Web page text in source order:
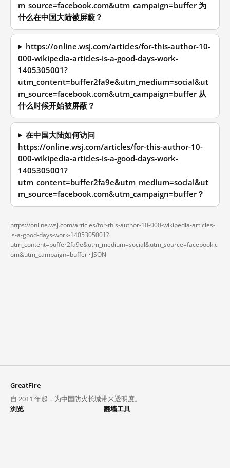
m_source=facebook.com&utm_campaign=buffer 为
什么在中国大陆被屏蔽？
https://online.wsj.com/articles/for-this-author-10-
000-wikipedia-articles-is-a-good-days-work-
1405305001?
utm_content=buffer2fa9e&utm_medium=social&ut
m_source=facebook.com&utm_campaign=buffer 从
什么时候开始被屏蔽？
在中国大陆如何访问
https://online.wsj.com/articles/for-this-author-10-
000-wikipedia-articles-is-a-good-days-work-
1405305001?
utm_content=buffer2fa9e&utm_medium=social&ut
m_source=facebook.com&utm_campaign=buffer？
https://online.wsj.com/articles/for-this-author-10-000-wikipedia-articles-
is-a-good-days-work-1405305001?
utm_content=buffer2fa9e&utm_medium=social&utm_source=facebook.c
om&utm_campaign=buffer · JSON
GreatFire
自 2011 年起，为中国防火长城带来透明度。
浏览
翻墙工具